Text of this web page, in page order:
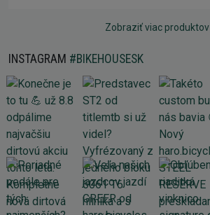
Zobraziť viac produktov
INSTAGRAM #BIKEHOUSESK